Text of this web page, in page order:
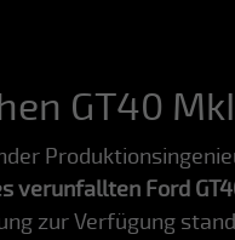
GT40
verunfallten Ford
zur Verfügung